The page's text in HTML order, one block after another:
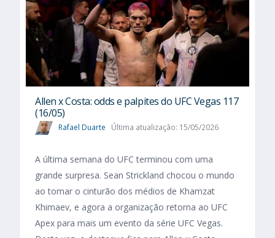
Allen x Costa: odds e palpites do UFC Vegas 117
(16/05)
Rafael Duarte Última atualização: 15/05/2026
A última semana do UFC terminou com uma
grande surpresa. Sean Strickland chocou o mundo
ao tomar o cinturão dos médios de Khamzat
Khimaev, e agora a organização retorna ao UFC
Apex para mais um evento da série UFC Vegas.